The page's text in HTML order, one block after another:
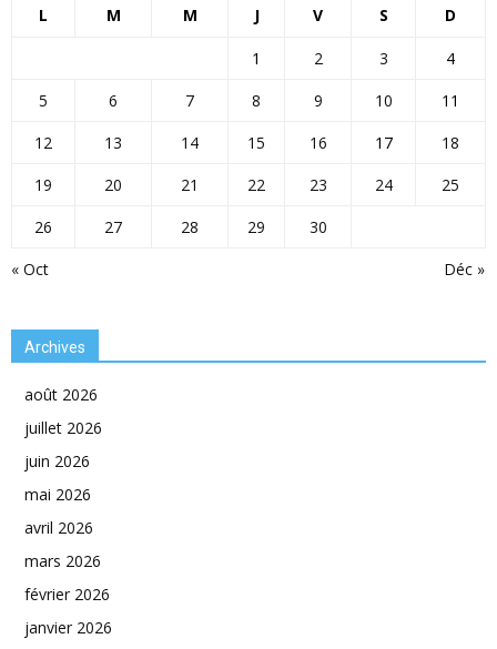
L M M J V S D
« Oct Déc »
1 2 3
4
5
6 7 8 9 10
11
12
13 14 15 16 17
18
19
20 21 22 23 24
25
26
27 28 29 30
Archives
août 2026
juillet 2026
juin 2026
mai 2026
avril 2026
mars 2026
février 2026
janvier 2026